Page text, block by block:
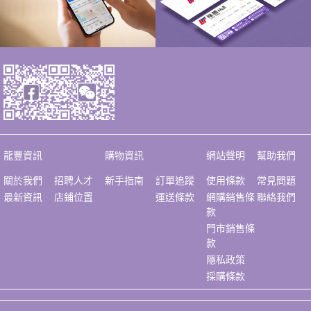
龍豐資訊 購物資訊 網站聲明 幫助我們
關於我們
最新資訊
招聘人才
店鋪位置
新手指南
訂單追蹤
運送條款
使用條款
網購銷售條
款
門市銷售條
款
隱私政策
採購條款
常見問題
聯絡我們